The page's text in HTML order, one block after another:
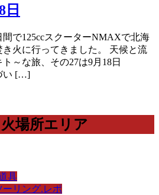
日
間で125ccスクーターNMAXで北海
火に行ってきました。 天候と流
～な旅、その27は9月18日
い […]
場所エリア
具
リング.レポ